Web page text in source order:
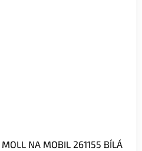
NA MOBIL 261155 BÍLÁ